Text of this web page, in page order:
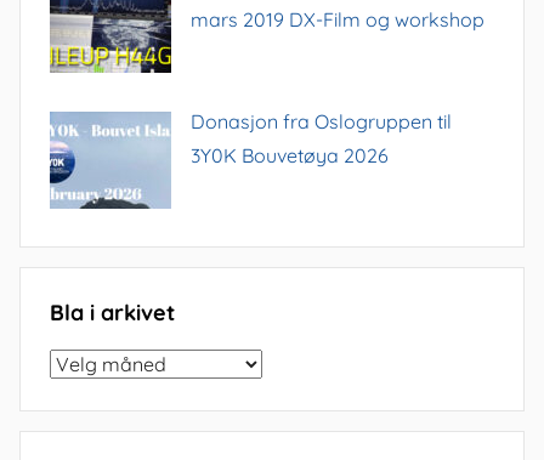
mars 2019 DX-Film og workshop
Donasjon fra Oslogruppen til
3Y0K Bouvetøya 2026
Bla i arkivet
Bla
arkivet